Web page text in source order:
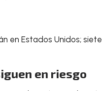
en Estados Unidos; siete
en riesgo